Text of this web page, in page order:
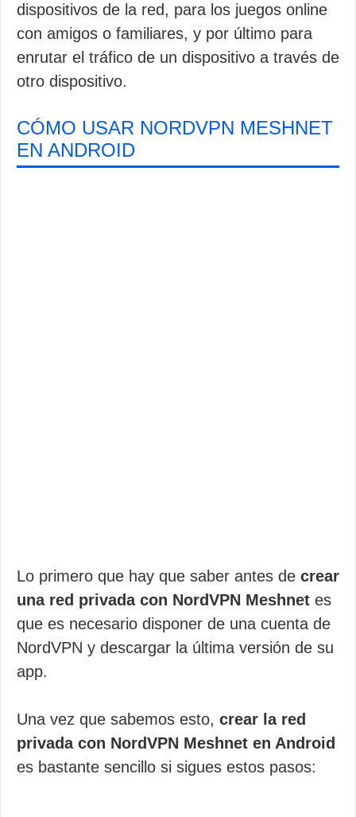
dispositivos de la red, para los juegos online
con amigos o familiares, y por último para
enrutar el tráfico de un dispositivo a través de
otro dispositivo.
CÓMO USAR NORDVPN MESHNET
EN ANDROID
Lo primero que hay que saber antes de crear
una red privada con NordVPN Meshnet es
que es necesario disponer de una cuenta de
NordVPN y descargar la última versión de su
app.
Una vez que sabemos esto, crear la red
privada con NordVPN Meshnet en Android
es bastante sencillo si sigues estos pasos: